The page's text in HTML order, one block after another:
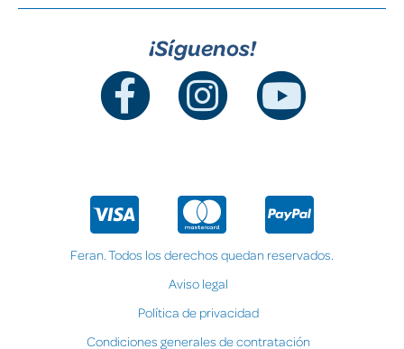
¡Síguenos!
Feran. Todos los derechos quedan reservados.
Aviso legal
Política de privacidad
Condiciones generales de contratación